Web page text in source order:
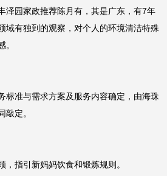
园家政推荐陈月有，其是广东，有7年
域有独到的观察，对个人的环境清洁特殊
。
标准与需求方案及服务内容确定，由海珠
敲定。
指引新妈妈饮食和锻炼规则。